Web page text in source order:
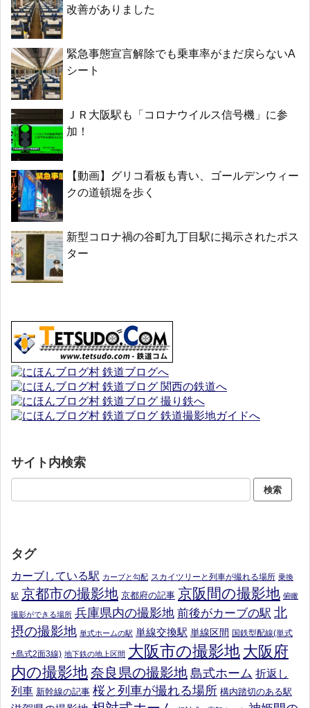
改善がありました
緊急事態宣言解除でも乗車率がまだ戻らないA
シート
ＪＲ大阪駅も「コロナウイルス信号機」に参
加！
【動画】グリコ看板も青い、ゴールデンウィー
クの道頓堀を歩く
新型コロナ禍の谷町九丁目駅に掲示されたポス
ター
サイト内検索
タグ
カーブしている駅 カーブと勾配 スカイツリーと列車が撮れる場所 乗換
駅 京都市の撮影地 京都府の記事 京阪間の撮影地 俯瞰
撮影ができる場所 兵庫県内の撮影地 前後がカーブの駅 北
摂の撮影地 単式ホームの駅 単線交換駅 単線区間 国鉄型配線(単式
+島式2面3線) 地下鉄の地上区間 大阪市の撮影地 大阪府
内の撮影地奈良県の撮影地 島式ホーム 折返し
列車 新幹線の記事 桜と列車が撮れる場所 構内踏切のある駅